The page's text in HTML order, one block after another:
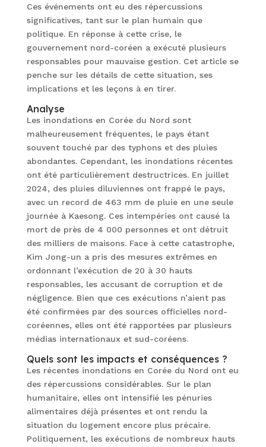
Ces événements ont eu des répercussions
significatives, tant sur le plan humain que
politique. En réponse à cette crise, le
gouvernement nord-coréen a exécuté plusieurs
responsables pour mauvaise gestion. Cet article se
penche sur les détails de cette situation, ses
implications et les leçons à en tirer.
Analyse
Les inondations en Corée du Nord sont
malheureusement fréquentes, le pays étant
souvent touché par des typhons et des pluies
abondantes. Cependant, les inondations récentes
ont été particulièrement destructrices. En juillet
2024, des pluies diluviennes ont frappé le pays,
avec un record de 463 mm de pluie en une seule
journée à Kaesong. Ces intempéries ont causé la
mort de près de 4 000 personnes et ont détruit
des milliers de maisons. Face à cette catastrophe,
Kim Jong-un a pris des mesures extrêmes en
ordonnant l’exécution de 20 à 30 hauts
responsables, les accusant de corruption et de
négligence. Bien que ces exécutions n’aient pas
été confirmées par des sources officielles nord-
coréennes, elles ont été rapportées par plusieurs
médias internationaux et sud-coréens.
Quels sont les impacts et conséquences ?
Les récentes inondations en Corée du Nord ont eu
des répercussions considérables. Sur le plan
humanitaire, elles ont intensifié les pénuries
alimentaires déjà présentes et ont rendu la
situation du logement encore plus précaire.
Politiquement, les exécutions de nombreux hauts